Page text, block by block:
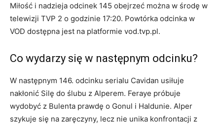
Miłość i nadzieja odcinek 145 obejrzeć można w środę w
telewizji TVP 2 o godzinie 17:20. Powtórka odcinka w
VOD dostępna jest na platformie vod.tvp.pl.
Co wydarzy się w następnym odcinku?
W następnym 146. odcinku serialu Cavidan usiłuje
nakłonić Silę do ślubu z Alperem. Feraye próbuje
wydobyć z Bulenta prawdę o Gonul i Haldunie. Alper
szykuje się na zaręczyny, lecz nie unika konfrontacji z